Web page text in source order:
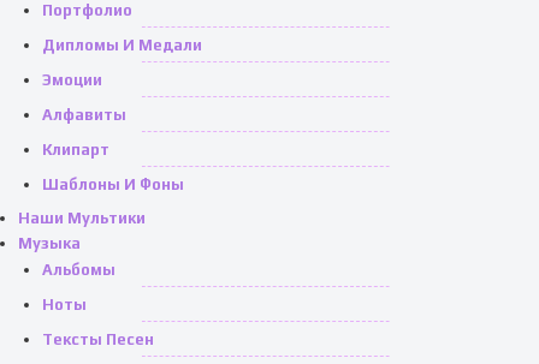
Портфолио
Дипломы И Медали
Эмоции
Алфавиты
Клипарт
Шаблоны И Фоны
Наши Мультики
Музыка
Альбомы
Ноты
Тексты Песен